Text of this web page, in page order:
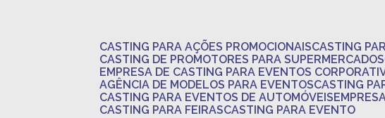
CASTING PARA AÇÕES PROMOCIONAIS
CASTING
CASTING DE PROMOTORES PARA SUPERMERCADOS
EMPRESA DE CASTING PARA EVENTOS
AGÊNCIA DE MODELOS PARA EVENTOS
CASTING
CASTING PARA EVENTOS DE AUTOMÓVEIS
CASTING PARA FEIRAS
CASTING PARA EVENTO